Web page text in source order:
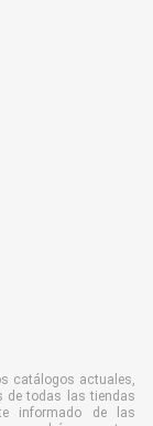
catálogos actuales,
de todas las tiendas
informado de las